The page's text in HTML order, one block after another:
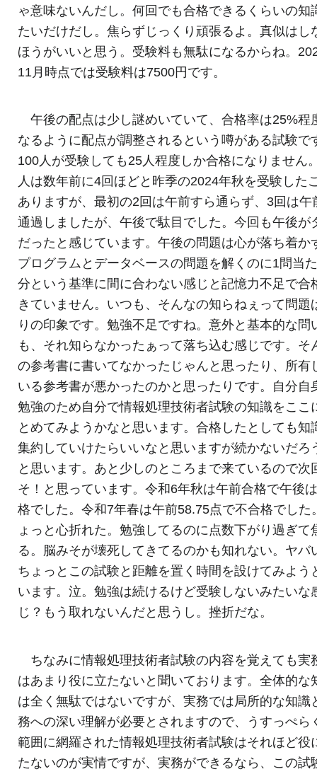
ゃ意味ないんだし。何回でも合格できるくらいの知
たいだけだし。焦らずじっくり頑張るよ。真似はし
ほうがいいと思う。受験料も無駄になるからね。
11月時点では受験料は7500円です。
午後の配点は少し謎めいていて、合格率は25%程
なるように配点が調整されるという噂がある試験で
100人が受験しても25人程度しか合格になりません
人は数年前に4回ほどと昨季の2024年秋を受験した
ありますが、最初の2回は午前すら通らず、3回は午
通過しましたが、午後で駄目でした。今回も午後が
だったと感じています。午後の問題は心が落ち着か
プログラムとデータベースの問題を解くのに1問当
分という基準に間に合わない感じと記憶力不足で合
きていません。いつも、そんなの知らねぇって問題
りの印象です。勉強不足ですね。意外と基本的な問
も、それ知らなかったぁって落ち込む感じです。そ
の参考書に書いてなかったじゃんと思ったり、所有
いる参考書が悪かったのかと思ったりです。自分自
勉強のため自分で情報処理技術者試験の知識をここ
とめてみようかなと思います。合格したとしても知
集約していけたらいいなと思いますが続かないだろ
と思います。あと少しのところまで来ているので次
そ！と思っています。令和6年秋は午前合格で午後
格でした。令和7年春は午前58.75点で不合格でした
ょっと心折れた。勉強してるのに点数下がり過ぎて
る。脳みそが壊死してきてるのかも知れない。ヤバ
ちょっとこの試験と距離を置く時間を設けてみよう
います。泣。勉強は続けるけど受験しないみたいな
じ？もう取れないんだと思うし。挫折だな。
ちなみに情報処理技術者試験の内容を覚えても実
はあまり役に立たないと聞いております。全体的な
は全く無駄ではないですが、実務では局所的な知識
務への深い理解が必要とされますので、うすっぺら
範囲に網羅された情報処理技術者試験はそれほど役
たないのが実情ですが、実務ができるなら、この試